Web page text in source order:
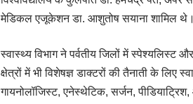
मेडिकल एजूकेशन डा. आशुतोष सयाना शामिल थे।
स्वास्थ्य विभाग ने पर्वतीय जिलों में स्पेश्यलिस्ट
क्षेत्रों में भी विशेषज्ञ डाक्टरों की तैनाती के
गायनोलॉजिस्ट, एनेस्थेटिक, सर्जन,